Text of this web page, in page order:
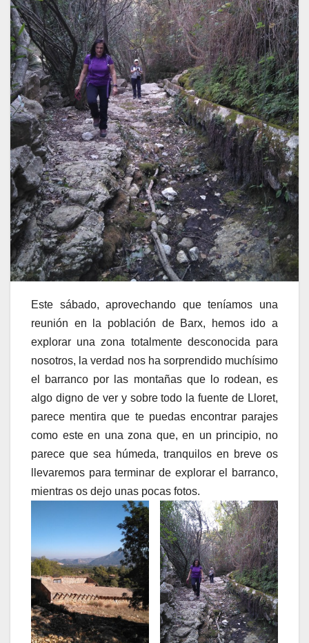
Este sábado, aprovechando que teníamos una
reunión en la población de Barx, hemos ido a
explorar una zona totalmente desconocida para
nosotros, la verdad nos ha sorprendido muchísimo
el barranco por las montañas que lo rodean, es
algo digno de ver y sobre todo la fuente de Lloret,
parece mentira que te puedas encontrar parajes
como este en una zona que, en un principio, no
parece que sea húmeda, tranquilos en breve os
llevaremos para terminar de explorar el barranco,
mientras os dejo unas pocas fotos.